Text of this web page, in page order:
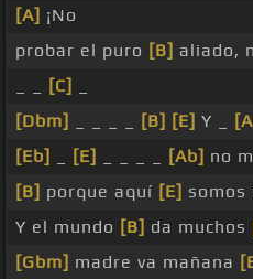
[A] ¡No
probar el puro [B] aliado,
[C]
[Dbm]
[B] [E] Y _
[Eb]
[E] [Ab] no
[B] porque aquí [E] somos
Y el mundo [B] da muchos
[Gbm] madre va mañana